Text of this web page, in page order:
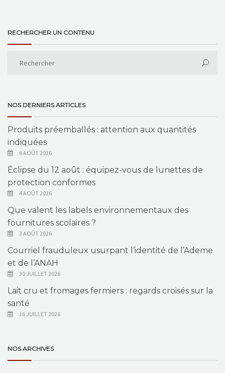
RECHERCHER UN CONTENU
NOS DERNIERS ARTICLES
Produits préemballés : attention aux quantités
indiquées
6 AOÛT 2026
Éclipse du 12 août : équipez-vous de lunettes de
protection conformes
4 AOÛT 2026
Que valent les labels environnementaux des
fournitures scolaires ?
3 AOÛT 2026
Courriel frauduleux usurpant l’identité de l’Ademe
et de l’ANAH
30 JUILLET 2026
Lait cru et fromages fermiers : regards croisés sur la
santé
16 JUILLET 2026
NOS ARCHIVES